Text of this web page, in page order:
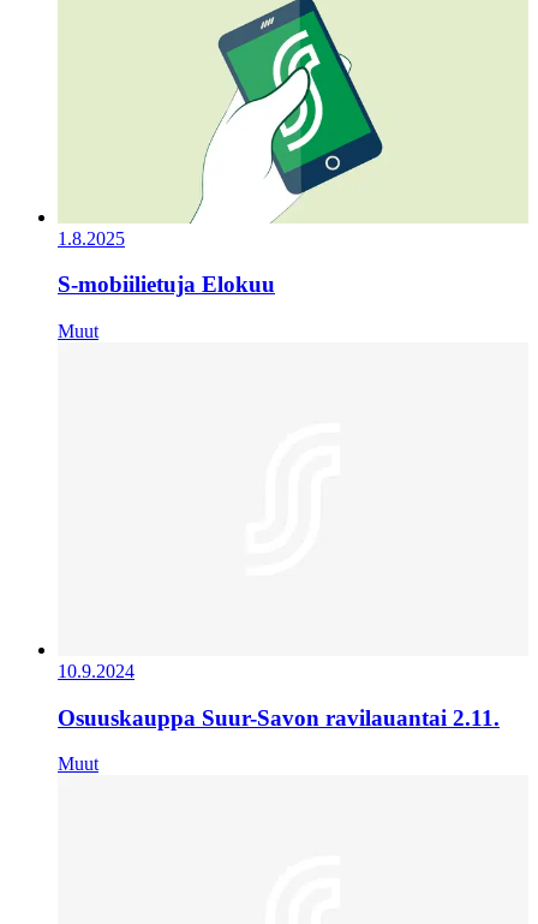
1.8.2025
S-mobiilietuja Elokuu
Muut
10.9.2024
Osuuskauppa Suur-Savon ravilauantai 2.11.
Muut